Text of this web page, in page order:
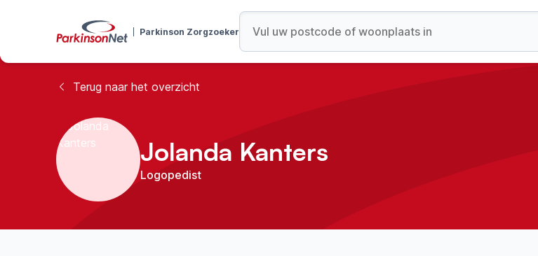
Parkinson Zorgzoeker
Terug naar het overzicht
Jolanda Kanters
Logopedist